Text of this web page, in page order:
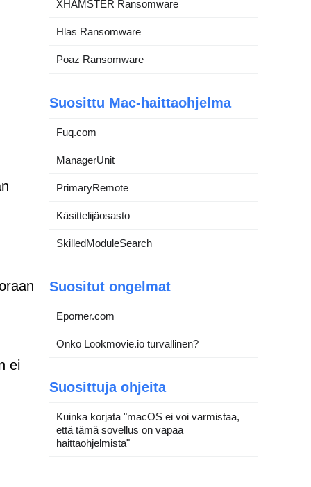
ei
XHAMSTER Ransomware
Hlas Ransomware
Poaz Ransomware
Suosittu Mac-haittaohjelma
Fuq.com
ManagerUnit
PrimaryRemote
Käsittelijäosasto
SkilledModuleSearch
Suositut ongelmat
Eporner.com
Onko Lookmovie.io turvallinen?
Suosittuja ohjeita
Kuinka korjata "macOS ei voi varmistaa,
että tämä sovellus on vapaa
haittaohjelmista"